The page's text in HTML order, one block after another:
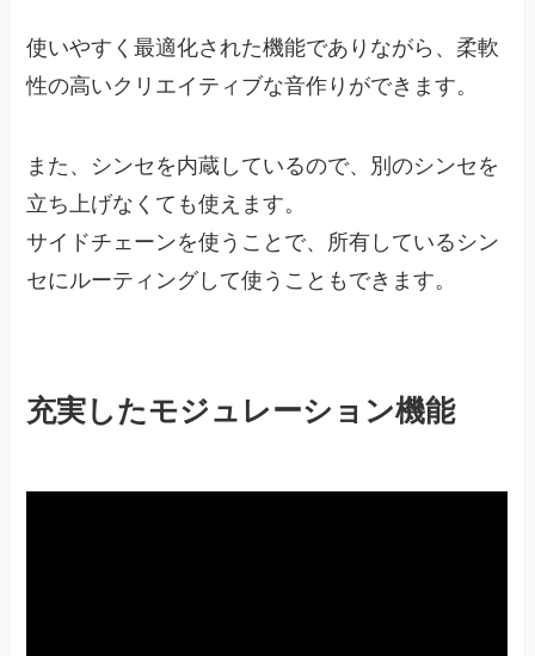
使いやすく最適化された機能でありながら、柔軟
性の高いクリエイティブな音作りができます。
また、シンセを内蔵しているので、別のシンセを
立ち上げなくても使えます。
サイドチェーンを使うことで、所有しているシン
セにルーティングして使うこともできます。
充実したモジュレーション機能